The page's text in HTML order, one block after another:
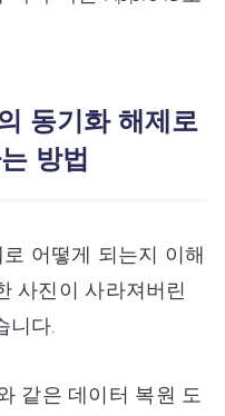
동기화 해제로
방법
어떻게 되는지 이해
사진이 사라져버린
니다.
같은 데이터 복원 도